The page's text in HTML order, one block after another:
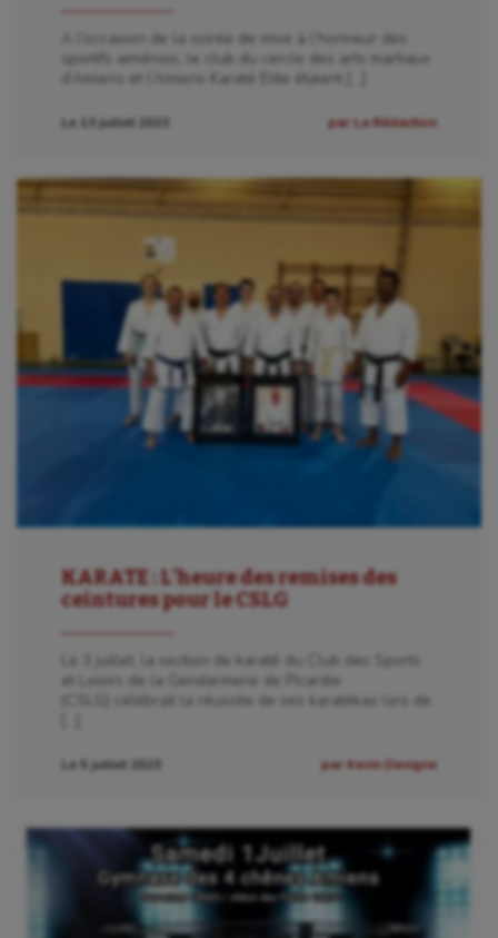
A l’occasion de la soirée de mise à l’honneur des
sportifs amiénois, le club du cercle des arts martiaux
d’Amiens et l’Amiens Karaté Elite étaient […]
Le 13 juillet 2023 par La Rédaction
KARATE : L’heure des remises des
ceintures pour le CSLG
Le 3 juillet, la section de karaté du Club des Sports
et Loisirs de la Gendarmerie de Picardie
(CSLG) célébrait la réussite de ses karatékas lors de
Le 5 juillet 2023 par Kevin Devigne